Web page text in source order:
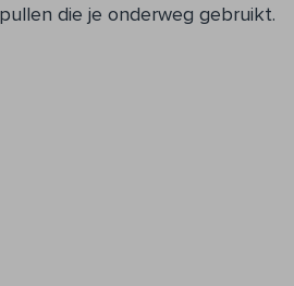
die je onderweg gebruikt.